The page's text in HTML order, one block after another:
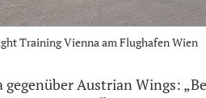
Training Vienna am Flughafen Wien
Austrian Wings: